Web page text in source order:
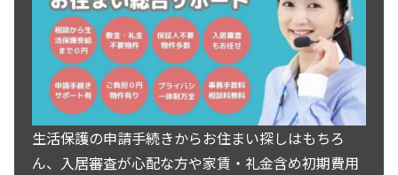
生活保護の申請手続きからお住まい探しはもちろ
ん、入居審査が心配な方や家賃・礼金含め初期費用